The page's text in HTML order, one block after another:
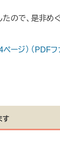
ので、是非め
ージ） （PDFフ
す